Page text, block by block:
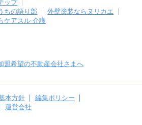
ップ
ちの語り部
外壁塗装ならヌリカエ
ケアスル 介護
盟希望の不動産会社さまへ
本方針
編集ポリシー
運営会社